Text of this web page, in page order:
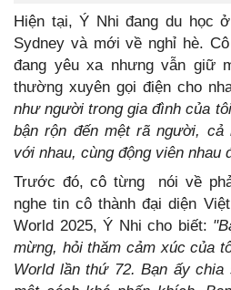
Hiện tại, Ý Nhi đang du học
Sydney và mới về nghỉ hè.
đang yêu xa nhưng vẫn giữ
thường xuyên gọi điện cho
như người trong gia đình của
bận rộn đến mệt rã người, cả
với nhau, cùng động viên nhau
Trước đó, cô từng nói về
nghe tin cô thành đại diện
World 2025, Ý Nhi cho biết:
mừng, hỏi thăm cảm xúc của
World lần thứ 72. Bạn ấy